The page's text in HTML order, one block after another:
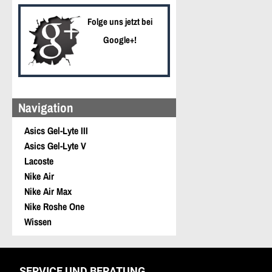
Folge uns jetzt bei
Google+!
Navigation
Asics Gel-Lyte III
Asics Gel-Lyte V
Lacoste
Nike Air
Nike Air Max
Nike Roshe One
Wissen